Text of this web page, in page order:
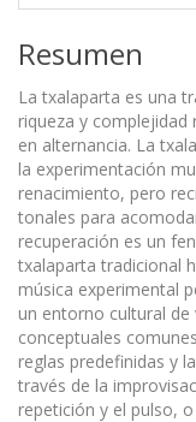
Resumen
La txalaparta es una
riqueza y
en alternancia. La
la experimentación
renacimiento, pero
tonales para
recuperación es un
txalaparta tradicional
música experimental
un entorno cultural
conceptuales
reglas predefinidas y
través de la
repetición y el pulso,